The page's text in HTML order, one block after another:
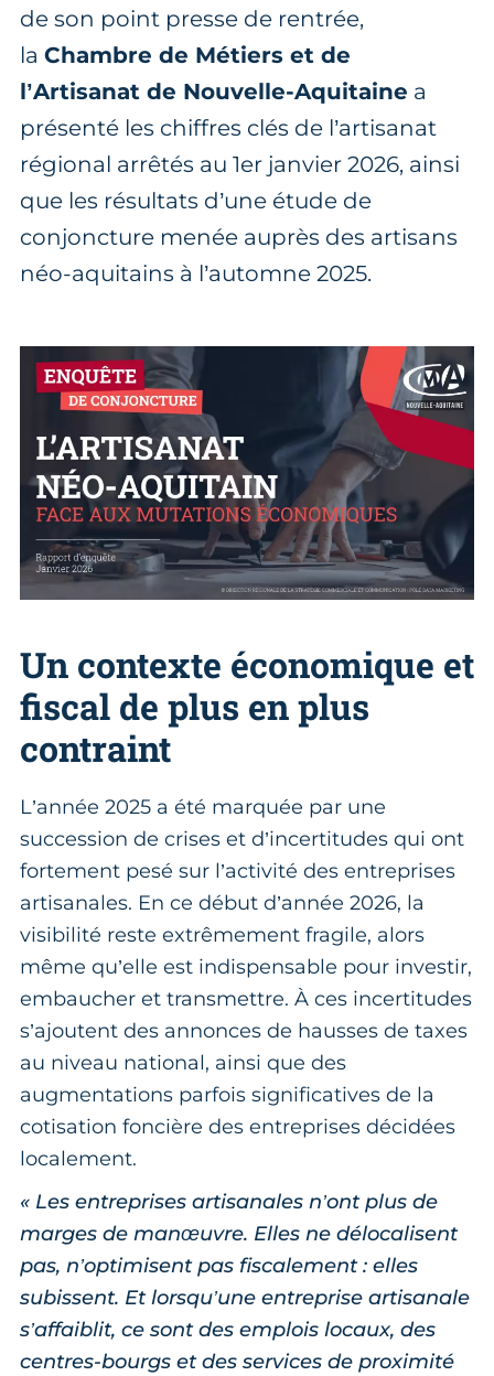
de son point presse de rentrée,
la Chambre de Métiers et de
l’Artisanat de Nouvelle-Aquitaine a
présenté les chiffres clés de l’artisanat
régional arrêtés au 1er janvier 2026, ainsi
que les résultats d’une étude de
conjoncture menée auprès des artisans
néo-aquitains à l’automne 2025.
Un contexte économique et
fiscal de plus en plus
contraint
L’année 2025 a été marquée par une
succession de crises et d’incertitudes qui ont
fortement pesé sur l’activité des entreprises
artisanales. En ce début d’année 2026, la
visibilité reste extrêmement fragile, alors
même qu’elle est indispensable pour investir,
embaucher et transmettre. À ces incertitudes
s’ajoutent des annonces de hausses de taxes
au niveau national, ainsi que des
augmentations parfois significatives de la
cotisation foncière des entreprises décidées
localement.
« Les entreprises artisanales n’ont plus de
marges de manœuvre. Elles ne délocalisent
pas, n’optimisent pas fiscalement : elles
subissent. Et lorsqu’une entreprise artisanale
s’affaiblit, ce sont des emplois locaux, des
centres-bourgs et des services de proximité